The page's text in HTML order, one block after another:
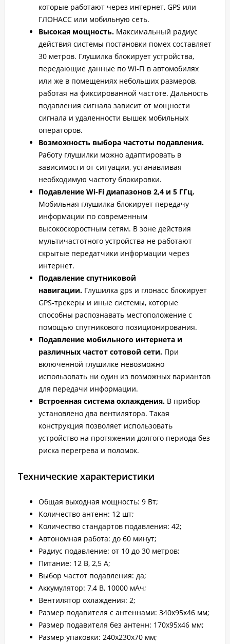
которые работают через интернет, GPS или
ГЛОНАСС или мобильную сеть.
Высокая мощность. Максимальный радиус
действия системы постановки помех составляет
30 метров. Глушилка блокирует устройства,
передающие данные по Wi-Fi в автомобилях
или же в помещениях небольших размеров,
работая на фиксированной частоте. Дальность
подавления сигнала зависит от мощности
сигнала и удаленности вышек мобильных
операторов.
Возможность выбора частоты подавления.
Работу глушилки можно адаптировать в
зависимости от ситуации, устанавливая
необходимую частоту блокировки.
Подавление Wi-Fi диапазонов 2,4 и 5 ГГц.
Мобильная глушилка блокирует передачу
информации по современным
высокоскоростным сетям. В зоне действия
мультичастотного устройства не работают
скрытые передатчики информации через
интернет.
Подавление спутниковой
навигации. Глушилка gps и глонасс блокирует
GPS-трекеры и иные системы, которые
способны распознавать местоположение с
помощью спутникового позиционирования.
Подавление мобильного интернета и
различных частот сотовой сети. При
включенной глушилке невозможно
использовать ни один из возможных вариантов
для передачи информации.
Встроенная система охлаждения. В прибор
установлено два вентилятора. Такая
конструкция позволяет использовать
устройство на протяжении долгого периода без
риска перегрева и поломок.
Технические характеристики
Общая выходная мощность: 9 Вт;
Количество антенн: 12 шт;
Количество стандартов подавления: 42;
Автономная работа: до 60 минут;
Радиус подавление: от 10 до 30 метров;
Питание: 12 В, 2,5 А;
Выбор частот подавления: да;
Аккумулятор: 7,4 В, 10000 мАч;
Вентилятор охлаждения: 2;
Размер подавителя с антеннами: 340x95x46 мм;
Размер подавителя без антенн: 170x95x46 мм;
Размер упаковки: 240x230x70 мм;